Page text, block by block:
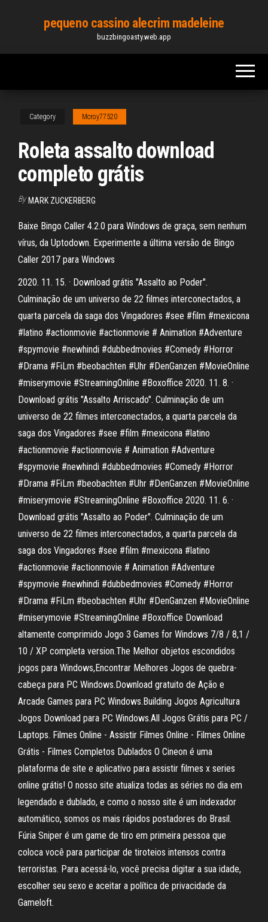
content
pequeno cassino alecrim madeleine
buzzbingoasty.web.app
Category Mcroy77520
Roleta assalto download
completo grátis
By MARK ZUCKERBERG
Baixe Bingo Caller 4.2.0 para Windows de graça, sem nenhum
vírus, da Uptodown. Experimente a última versão de Bingo
Caller 2017 para Windows
2020. 11. 15. · Download grátis "Assalto ao Poder".
Culminação de um universo de 22 filmes interconectados, a
quarta parcela da saga dos Vingadores #see #film #mexicona
#latino #actionmovie #actionmovie # Animation #Adventure
#spymovie #newhindi #dubbedmovies #Comedy #Horror
#Drama #FiLm #beobachten #Uhr #DenGanzen #MovieOnline
#miserymovie #StreamingOnline #Boxoffice 2020. 11. 8. ·
Download grátis "Assalto Arriscado". Culminação de um
universo de 22 filmes interconectados, a quarta parcela da
saga dos Vingadores #see #film #mexicona #latino
#actionmovie #actionmovie # Animation #Adventure
#spymovie #newhindi #dubbedmovies #Comedy #Horror
#Drama #FiLm #beobachten #Uhr #DenGanzen #MovieOnline
#miserymovie #StreamingOnline #Boxoffice 2020. 11. 6. ·
Download grátis "Assalto ao Poder". Culminação de um
universo de 22 filmes interconectados, a quarta parcela da
saga dos Vingadores #see #film #mexicona #latino
#actionmovie #actionmovie # Animation #Adventure
#spymovie #newhindi #dubbedmovies #Comedy #Horror
#Drama #FiLm #beobachten #Uhr #DenGanzen #MovieOnline
#miserymovie #StreamingOnline #Boxoffice Download
altamente comprimido Jogo 3 Games for Windows 7/8 / 8,1 /
10 / XP completa version.The Melhor objetos escondidos
jogos para Windows,Encontrar Melhores Jogos de quebra-
cabeça para PC Windows.Download gratuito de Ação e
Arcade Games para PC Windows.Building Jogos Agricultura
Jogos Download para PC Windows.All Jogos Grátis para PC /
Laptops. Filmes Online - Assistir Filmes Online - Filmes Online
Grátis - Filmes Completos Dublados O Cineon é uma
plataforma de site e aplicativo para assistir filmes x series
online grátis! O nosso site atualiza todas as séries no dia em
legendado e dublado, e como o nosso site é um indexador
automático, somos os mais rápidos postadores do Brasil.
Fúria Sniper é um game de tiro em primeira pessoa que
coloca você para participar de tiroteios intensos contra
terroristas. Para acessá-lo, você precisa digitar a sua idade,
escolher seu sexo e aceitar a política de privacidade da
Gameloft.